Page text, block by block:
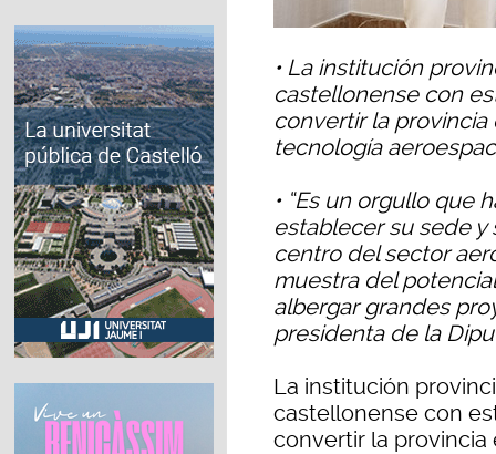
• La institución
castellonense con
convertir la
tecnología
• “Es un orgullo que
establecer su sede y
centro del sector
muestra del
albergar grandes
presidenta de la
La institución
castellonense con
convertir la